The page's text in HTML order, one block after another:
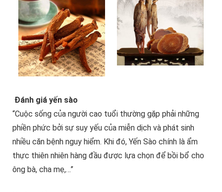
Đánh giá yến sào
“Cuộc sống của người cao tuổi thường gặp phải những
phiền phức bởi sự suy yếu của miễn dịch và phát sinh
nhiều căn bệnh nguy hiểm. Khi đó, Yến Sào chính là ẩm
thực thiên nhiên hàng đầu được lựa chọn để bồi bổ cho
ông bà, cha mẹ,…”